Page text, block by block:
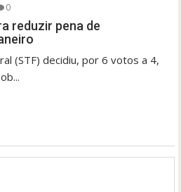
0
reduzir pena de
(STF) decidiu, por 6 votos a 4,